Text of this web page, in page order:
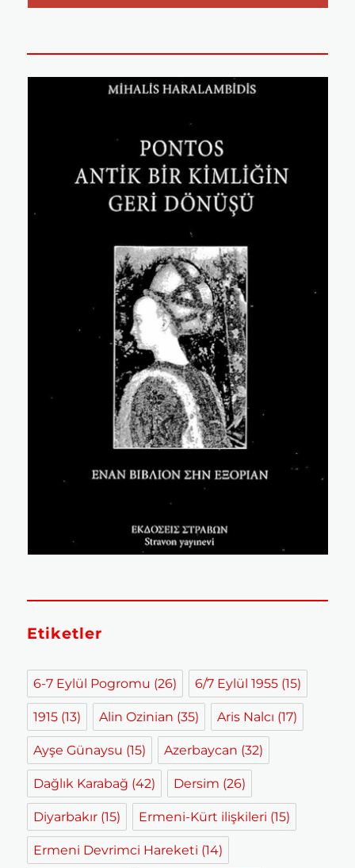
Etiketler
6-7 Eylül Pogromu (26) 6/7 Eylül 1955 (15)
1915 (13) Alin Ozinian (35) Aris Nalcı (17)
Ayşe Günaysu (15) Azerbaycan (32)
Dağlık Karabağ (42) Dersim (26)
Diyarbakır (15) Ermeni-Kürt ilişkileri (15)
Ermeni Devrimci Hareketi (14)